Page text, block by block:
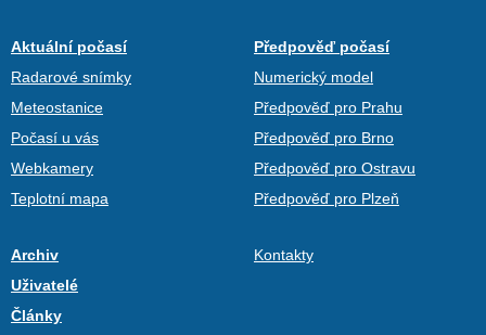
Aktuální počasí
Radarové snímky
Meteostanice
Počasí u vás
Webkamery
Teplotní mapa
Předpověď počasí
Numerický model
Předpověď pro Prahu
Předpověď pro Brno
Předpověď pro Ostravu
Předpověď pro Plzeň
Archiv
Uživatelé
Články
Kontakty